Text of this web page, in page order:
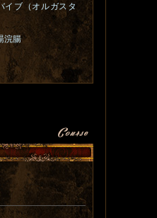
イブ（オルガスタ
浣腸